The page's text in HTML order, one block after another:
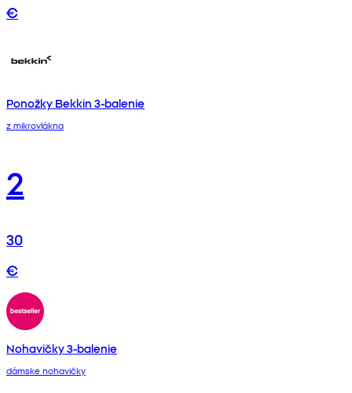
€
Ponožky Bekkin 3-balenie
z mikrovlákna
2
30
€
Nohavičky 3-balenie
dámske nohavičky